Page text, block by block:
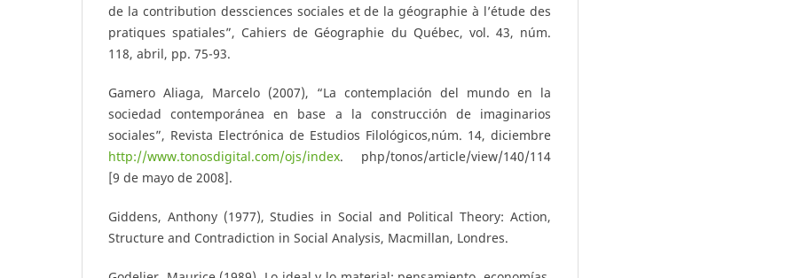
de la contribution dessciences sociales et de la géographie à l’étude des
pratiques spatiales”, Cahiers de Géographie du Québec, vol. 43, núm.
118, abril, pp. 75-93.
Gamero Aliaga, Marcelo (2007), “La contemplación del mundo en la
sociedad contemporánea en base a la construcción de imaginarios
sociales”, Revista Electrónica de Estudios Filológicos,núm. 14, diciembre
http://www.tonosdigital.com/ojs/index. php/tonos/article/view/140/114
[9 de mayo de 2008].
Giddens, Anthony (1977), Studies in Social and Political Theory: Action,
Structure and Contradiction in Social Analysis, Macmillan, Londres.